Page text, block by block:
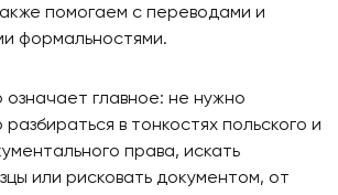
помогаем с переводами и
формальностями.
главное: не нужно
в тонкостях польского и
права, искать
или рисковать документом, от